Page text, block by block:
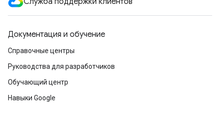
Документация и обучение
Справочные центры
Руководства для разработчиков
Обучающий центр
Навыки Google